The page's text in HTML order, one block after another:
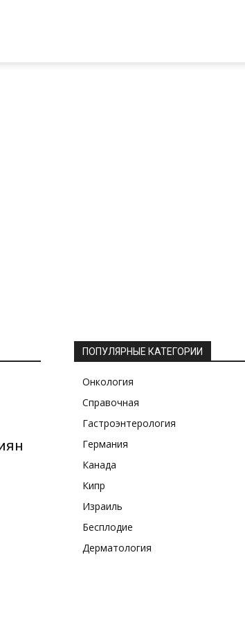
ПОПУЛЯРНЫЕ КАТЕГОРИИ
Онкология
Справочная
Гастроэнтерология
Германия
Канада
Кипр
Израиль
Бесплодие
Дерматология